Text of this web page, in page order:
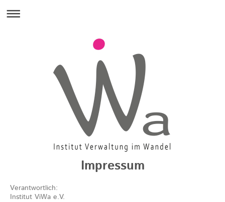
Impressum
Verantwortlich:
Institut ViWa e.V.